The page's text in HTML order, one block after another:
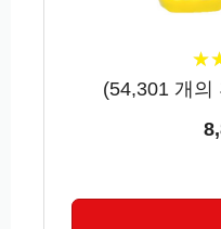
★
★
(54,301개의